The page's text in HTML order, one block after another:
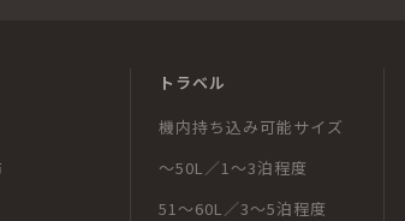
トラベル
機内持ち込み可能サイズ
～50L／1～3泊程度
51～60L／3～5泊程度